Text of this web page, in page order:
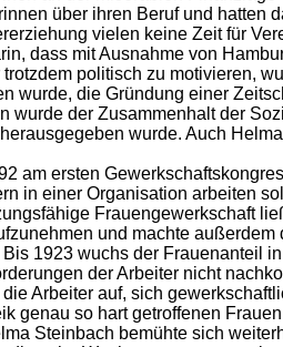
über ihren Beruf und hatten
vielen keine Zeit für
dass mit Ausnahme von
politisch zu motivieren,
die Gründung einer
der Zusammenhalt der
wurde. Auch
ersten
in einer Organisation arbeiten
Frauengewerkschaft
und machte
1923 wuchs der Frauenanteil
der Arbeiter nicht
Arbeiter auf, sich
genau so hart getroffenen
Steinbach bemühte sich